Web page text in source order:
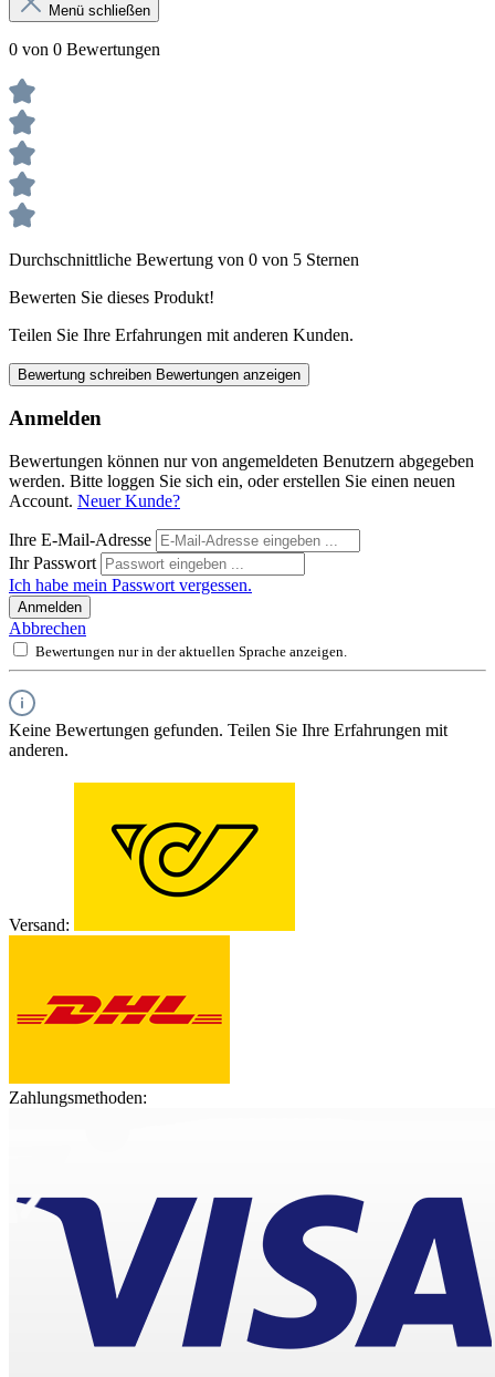
Menü schließen
0 von 0 Bewertungen
Durchschnittliche Bewertung von 0 von 5 Sternen
Bewerten Sie dieses Produkt!
Teilen Sie Ihre Erfahrungen mit anderen Kunden.
Bewertung schreiben Bewertungen anzeigen
Anmelden
Bewertungen können nur von angemeldeten Benutzern abgegeben
werden. Bitte loggen Sie sich ein, oder erstellen Sie einen neuen
Account. Neuer Kunde?
Ihre E-Mail-Adresse
Ihr Passwort
Ich habe mein Passwort vergessen.
Anmelden
Abbrechen
Bewertungen nur in der aktuellen Sprache anzeigen.
Keine Bewertungen gefunden. Teilen Sie Ihre Erfahrungen mit
anderen.
Versand:
Zahlungsmethoden: